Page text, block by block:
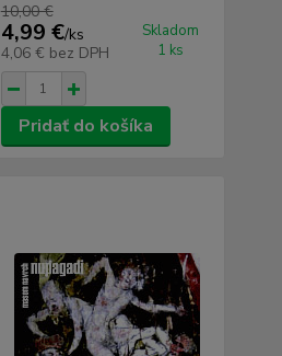
10,00 €
4,99 €/ks
4,06 € bez DPH
Skladom
1 ks
Pridať do košíka